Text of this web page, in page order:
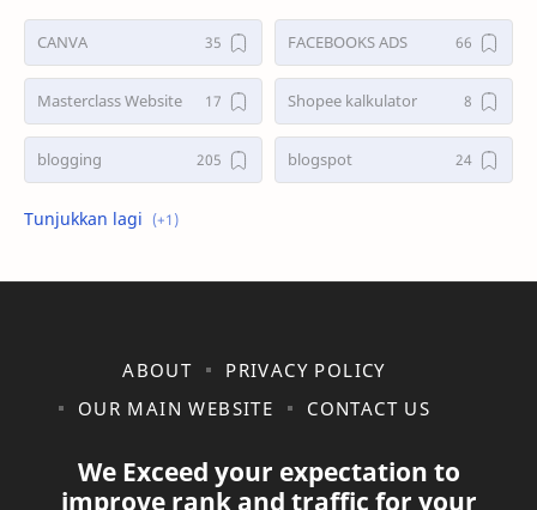
CANVA FACEBOOKS ADS
Masterclass Website Shopee kalkulator
blogging blogspot
shopee
ABOUT
PRIVACY POLICY
OUR MAIN WEBSITE
CONTACT US
We Exceed your expectation to
improve rank and traffic for your